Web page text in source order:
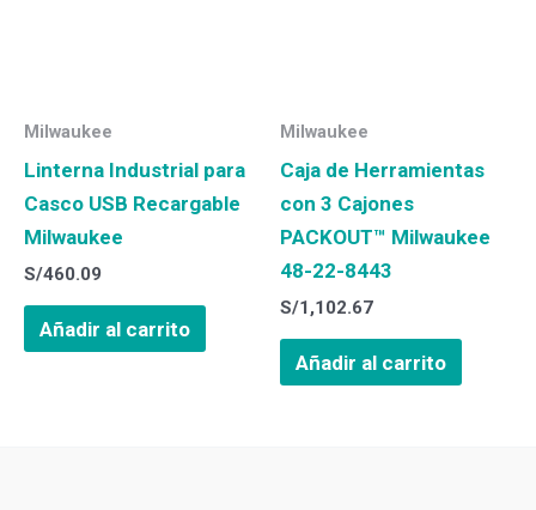
Milwaukee
Linterna Industrial para
Casco USB Recargable
Milwaukee
S/460.09
Añadir al carrito
Milwaukee
Caja de Herramientas
con 3 Cajones
PACKOUT™ Milwaukee
48-22-8443
S/1,102.67
Añadir al carrito